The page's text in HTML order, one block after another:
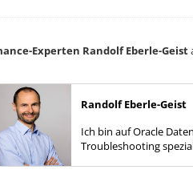
Experten Randolf Eberle-Geist
Randolf Eberle-Geist
Ich bin auf Oracle
Troubleshooting